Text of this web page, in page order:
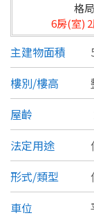
新北市
宜蘭
桃園
新竹
新竹
苗栗
台中
類型(可複選)
不拘
別墅
農舍
格局
6房(室)
主建物面積
樓別/樓高
屋齡
法定用途
形式/類型
車位